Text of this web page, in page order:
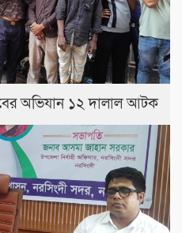
অভিযান ১২ দালাল আটক